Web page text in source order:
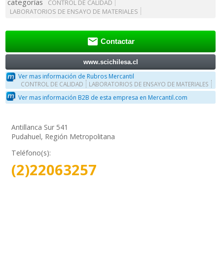
categorías
CONTROL DE CALIDAD
LABORATORIOS DE ENSAYO DE MATERIALES
 Contactar
www.scichilesa.cl
Ver mas información de Rubros Mercantil
CONTROL DE CALIDAD LABORATORIOS DE ENSAYO DE MATERIALES
Ver mas información B2B de esta empresa en Mercantil.com
Antillanca Sur 541
Pudahuel, Región Metropolitana
Teléfono(s):
(2)22063257